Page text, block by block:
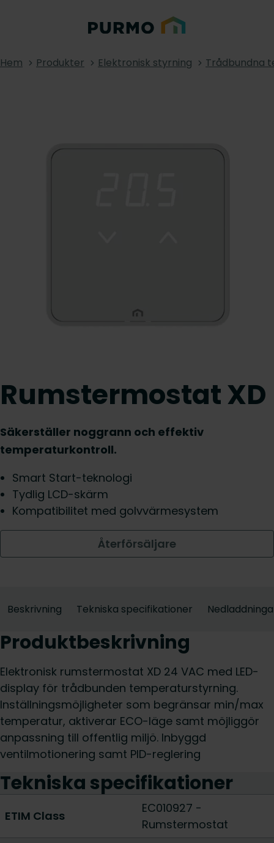
Hem Produkter Elektronisk styrning Trådbundna
Rumstermostat XD
Säkerställer noggrann och effektiv
temperaturkontroll.
Smart Start-teknologi
Tydlig LCD-skärm
Kompatibilitet med golvvärmesystem
Återförsäljare
Beskrivning Tekniska specifikationer
Produktbeskrivning
Elektronisk rumstermostat XD 24 VAC med LED-
display för trådbunden temperaturstyrning.
Inställningsmöjligheter som begränsar min/max
temperatur, aktiverar ECO-läge samt möjliggör
anpassning till offentlig miljö. Inbyggd
ventilmotionering samt PID-reglering
Tekniska specifikationer
ETIM Class
EC010927 -
Rumstermostat